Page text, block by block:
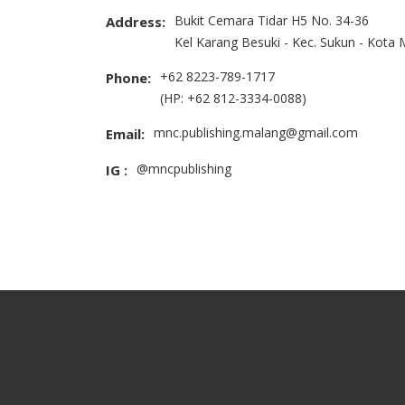
Address: Bukit Cemara Tidar H5 No. 34-36
Kel Karang Besuki - Kec. Sukun - Kota
Phone: +62 8223-789-1717
(HP: +62 812-3334-0088)
Email: mnc.publishing.malang@gmail.com
IG : @mncpublishing